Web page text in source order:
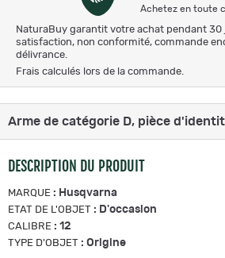
Achetez en toute
NaturaBuy garantit votre achat pendant 30
satisfaction, non conformité, commande
délivrance.
Frais calculés lors de la commande.
Arme de catégorie D, pièce
DESCRIPTION DU PRODUIT
MARQUE : Husqvarna
ETAT DE L'OBJET : D'occasion
CALIBRE : 12
TYPE D'OBJET : Origine